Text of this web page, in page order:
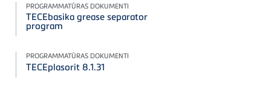
PROGRAMMATŪRAS DOKUMENTI
TECEbasika grease separator
program
PROGRAMMATŪRAS DOKUMENTI
TECEplasorit 8.1.31